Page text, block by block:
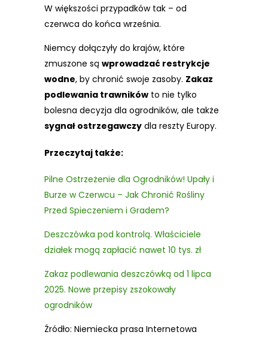
W większości przypadków tak – od
czerwca do końca września.
Niemcy dołączyły do krajów, które
zmuszone są wprowadzać restrykcje
wodne, by chronić swoje zasoby. Zakaz
podlewania trawników to nie tylko
bolesna decyzja dla ogrodników, ale także
sygnał ostrzegawczy dla reszty Europy.
Przeczytaj także:
Pilne Ostrzeżenie dla Ogrodników! Upały i
Burze w Czerwcu – Jak Chronić Rośliny
Przed Spieczeniem i Gradem?
Deszczówka pod kontrolą. Właściciele
działek mogą zapłacić nawet 10 tys. zł
Zakaz podlewania deszczówką od 1 lipca
2025. Nowe przepisy zszokowały
ogrodników
Źródło: Niemiecka prasa Internetowa